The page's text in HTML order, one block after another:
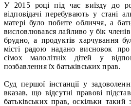
У 2015 році під час виїзду до
відповідачі перебувають у стані
матері було побите обличчя, а
висловлювався лайливо у бік членів
брудно, а продуктів харчування
місті радою надано висновок про
сімох малолітніх дітей у
позбавлення їх батьківських прав.
Суд першої інстанції у
вказав, що відсутні правові
батьківських прав, оскільки